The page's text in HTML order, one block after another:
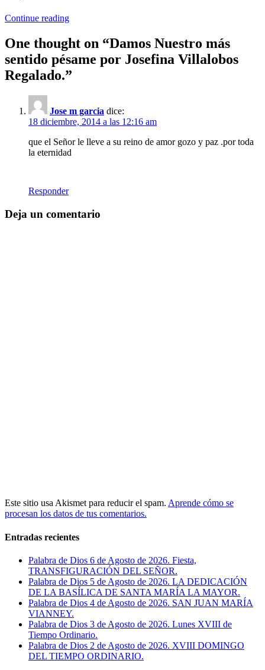
Continue reading
One thought on “Damos Nuestro más
sentido pésame por Josefina Villalobos
Regalado.”
Jose m garcia dice:
18 diciembre, 2014 a las 12:16 am
que el Señor le lleve a su reino de amor gozo y paz .por toda
la eternidad
Responder
Deja un comentario
Este sitio usa Akismet para reducir el spam. Aprende cómo se
procesan los datos de tus comentarios.
Entradas recientes
Palabra de Dios 6 de Agosto de 2026. Fiesta,
TRANSFIGURACIÓN DEL SEÑOR.
Palabra de Dios 5 de Agosto de 2026. LA DEDICACIÓN
DE LA BASÍLICA DE SANTA MARÍA LA MAYOR.
Palabra de Dios 4 de Agosto de 2026. SAN JUAN MARÍA
VIANNEY.
Palabra de Dios 3 de Agosto de 2026. Lunes XVIII de
Tiempo Ordinario.
Palabra de Dios 2 de Agosto de 2026. XVIII DOMINGO
DEL TIEMPO ORDINARIO.